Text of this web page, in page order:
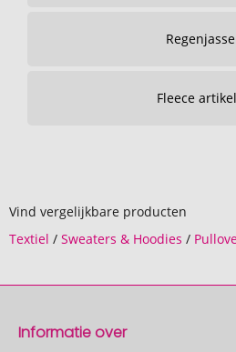
Fleece
Vind vergelijkbare producten
Textiel / Sweaters & Hoodies /
Informatie over